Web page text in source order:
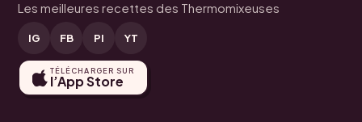
Les meilleures recettes des Thermomixeuses
IG FB PI YT
TÉLÉCHARGER SUR
l’App Store